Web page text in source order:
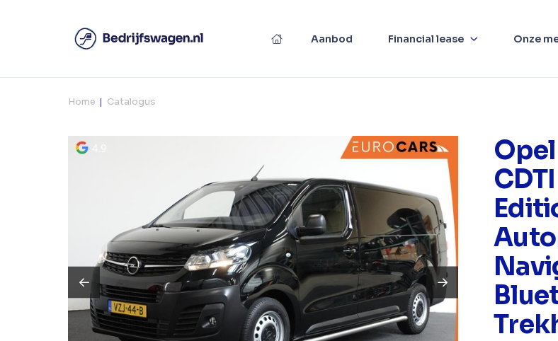
Aanbod Financial lease Onze
Home Catalogus